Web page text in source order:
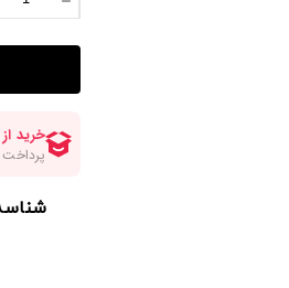
سایز
قد 73
دورسینه